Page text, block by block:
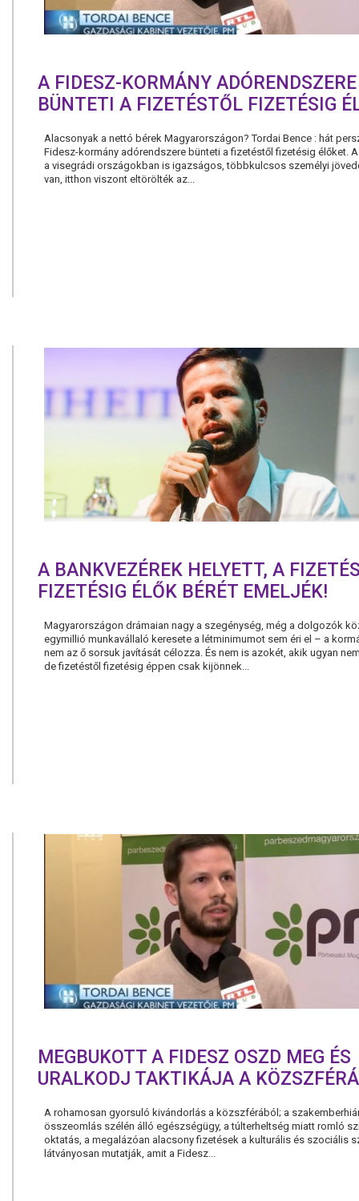
A FIDESZ-KORMÁNY ADÓRENDSZERE
BÜNTETI A FIZETÉSTŐL FIZETÉSIG
Alacsonyak a nettó bérek Magyarországon? Tordai Bence : hát
Fidesz-kormány adórendszere bünteti a fizetéstől fizetésig élőket.
a visegrádi országokban is igazságos, többkulcsos személyi
van, itthon viszont eltörölték az...
A BANKVEZÉREK HELYETT, A
FIZETÉSIG ÉLŐK BÉRÉT EMELJÉK!
Magyarországon drámaian nagy a szegénység, még a dolgozók
egymillió munkavállaló keresete a létminimumot sem éri el – a
nem az ő sorsuk javítását célozza. És nem is azokét, akik ugyan
de fizetéstől fizetésig éppen csak kijönnek...
MEGBUKOTT A FIDESZ OSZD MEG ÉS
URALKODJ TAKTIKÁJA A
A rohamosan gyorsuló kivándorlás a közszférából; a
összeomlás szélén álló egészségügy, a túlterheltség miatt romló
oktatás, a megalázóan alacsony fizetések a kulturális és szociális
látványosan mutatják, amit a Fidesz...